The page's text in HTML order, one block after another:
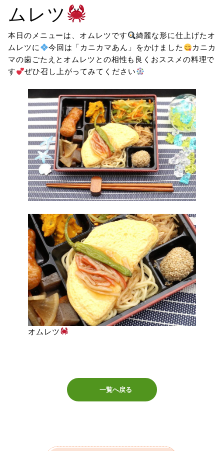
ムレツ
本日のメニューは、オムレツです
綺麗な形に仕上げたオ
ムレツに
今回は「カニカマあん」をかけました
カニカ
マの歯ごたえとオムレツとの相性も良くおススメの料理で
す
ぜひ召し上がってみてください
オムレツ
一覧へ戻る